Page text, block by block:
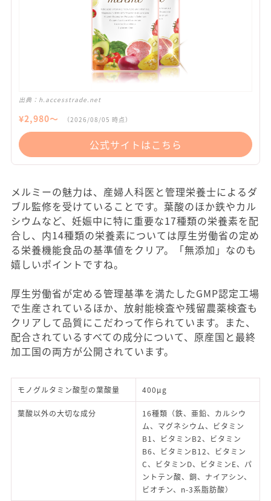
出典： h.accesstrade.net
¥2,980〜 （2026/08/05 時点）
公式サイトはこちら
メルミーの魅力は、産婦人科医と管理栄養士によるダ
ブル監修を受けていることです。葉酸のほか鉄やカル
シウムなど、妊娠中に特に重要な17種類の栄養素を配
合し、内14種類の栄養素については厚生労働省の定め
る栄養機能食品の基準値をクリア。「無添加」なのも
嬉しいポイントですね。
厚生労働省が定める管理基準を満たしたGMP認定工場
で生産されているほか、放射能検査や残留農薬検査も
クリアして品質にこだわって作られています。また、
配合されているすべての成分について、原産国と最終
加工国の両方が公開されています。
モノグルタミン酸型の葉酸量 400μg
葉酸以外の大切な成分
16種類（鉄、亜鉛、カルシウ
ム、マグネシウム、ビタミン
B1、ビタミンB2、ビタミン
B6、ビタミンB12、ビタミン
C、ビタミンD、ビタミンE、パ
ントテン酸、銅、ナイアシン、
ビオチン、n-3系脂肪酸）